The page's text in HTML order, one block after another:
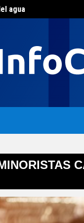
agua
las opciones más